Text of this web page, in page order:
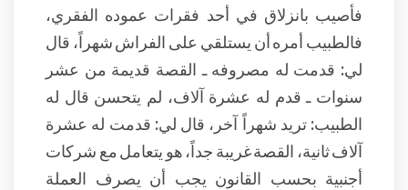
فأصيب بانزلاق في أحد فقرات عموده الفقري،
فالطبيب أمره أن يستلقي على الفراش شهراً، قال
لي: قدمت له مصروفه ـ القصة قديمة من عشر
سنوات ـ قدم له عشرة آلاف، لم يتحسن قال له
الطبيب: تريد شهراً آخر، قال لي: قدمت له عشرة
آلاف ثانية، القصة غريبة جداً، هو يتعامل مع شركات
أجنبية بحسب القانون يجب أن يصرف العملة